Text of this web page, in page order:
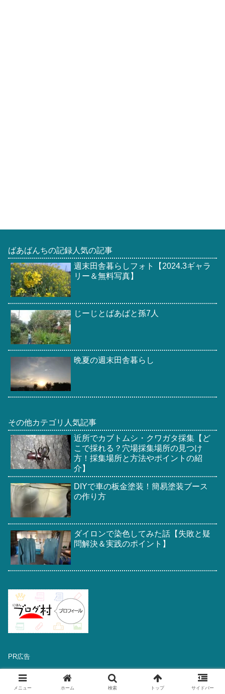
ばあばんちの記録人気の記事
週末田舎暮らしフォト【2024.3ギャラ
リー＆無料写真】
じーじとばあばと孫7人
晩夏の週末田舎暮らし
その他カテゴリ人気記事
近所でカブトムシ・クワガタ採集【ど
こで採れる？穴場採集場所の見つけ
方！採集場所と方法やポイントの紹
介】
DIYで車の板金塗装！簡易塗装ブース
の作り方
ダイロンで染色してみた話【失敗と疑
問解決＆実践のポイント】
PR広告
メニュー ホーム 検索 トップ サイドバー